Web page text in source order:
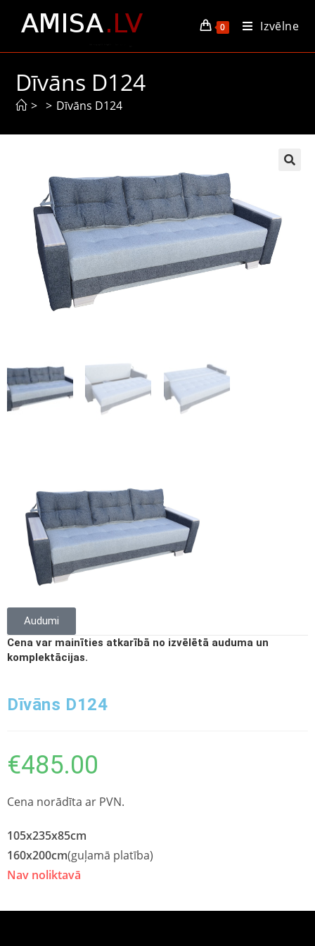
0 Izvēlne
Dīvāns D124
> > Dīvāns D124
Audumi
Cena var mainīties atkarībā no izvēlētā auduma un
komplektācijas.
Dīvāns D124
€485.00
Cena norādīta ar PVN.
105x235x85cm
160x200cm(guļamā platība)
Nav noliktavā